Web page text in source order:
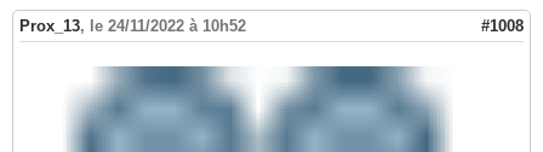
Prox_13, le 24/11/2022 à 10h52 #1008